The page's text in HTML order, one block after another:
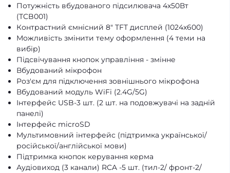
Потужність вбудованого підсилювача 4х50Вт
(TCB001)
Контрастний ємнісний 8" TFT дисплей (1024х600)
Можливість змінити тему оформлення (4 теми на
вибір)
Підсвічування кнопок управління - змінне
Вбудований мікрофон
Роз'єм для підключення зовнішнього мікрофона
Вбудований модуль WiFi (2.4G/5G)
Інтерфейс USB-3 шт. (2 шт. на подовжувачі на задній
панелі)
Інтерфейс microSD
Мультимовний інтерфейс (підтримка української/
російської/англійської мови)
Підтримка кнопок керування керма
Аудіовиход (3 канали) RCA -5 шт. (тил-2/ фронт-2/